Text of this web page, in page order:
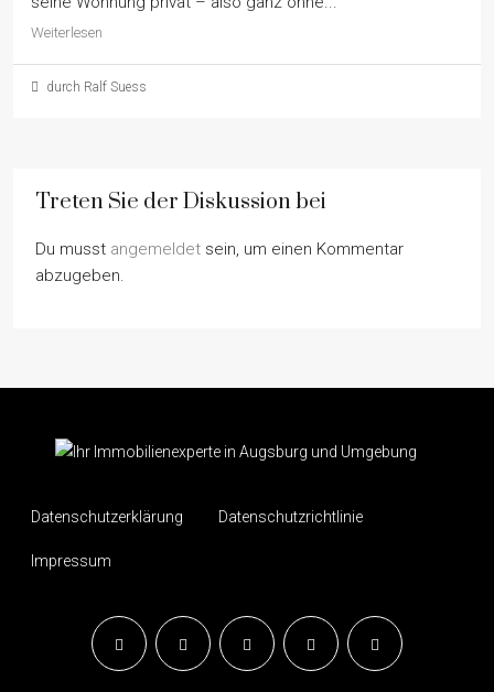
Weiterlesen
durch Ralf Suess
Treten Sie der Diskussion bei
Du musst angemeldet sein, um einen Kommentar
abzugeben.
Datenschutzerklärung Datenschutzrichtlinie
Impressum